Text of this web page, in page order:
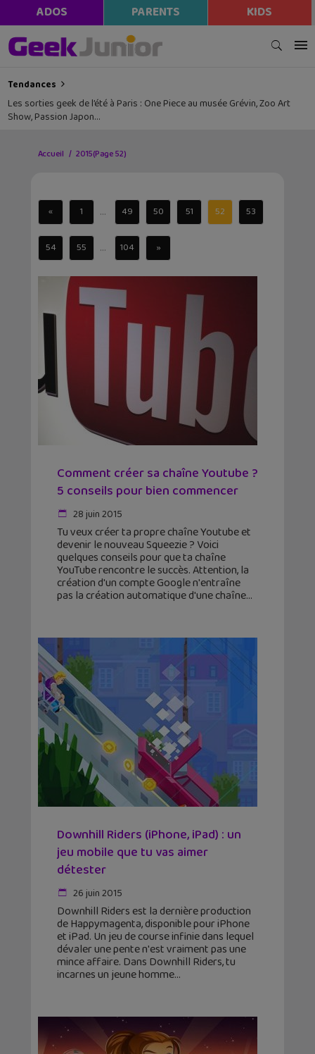
ADOS PARENTS KIDS
Tendances
Les sorties geek de l’été à Paris : One Piece au musée Grévin, Zoo Art
Show, Passion Japon…
Accueil 2015(Page 52)
« 1 ... 49 50 51 52 53
54 55 ... 104 »
Comment créer sa chaîne Youtube ?
5 conseils pour bien commencer
28 juin 2015
Tu veux créer ta propre chaîne Youtube et
devenir le nouveau Squeezie ? Voici
quelques conseils pour que ta chaîne
YouTube rencontre le succès. Attention, la
création d'un compte Google n'entraîne
pas la création automatique d'une chaîne
Downhill Riders (iPhone, iPad) : un
jeu mobile que tu vas aimer
détester
26 juin 2015
Downhill Riders est la dernière production
de Happymagenta, disponible pour iPhone
et iPad. Un jeu de course infinie dans lequel
dévaler une pente n'est vraiment pas une
mince affaire. Dans Downhill Riders, tu
incarnes un jeune homme